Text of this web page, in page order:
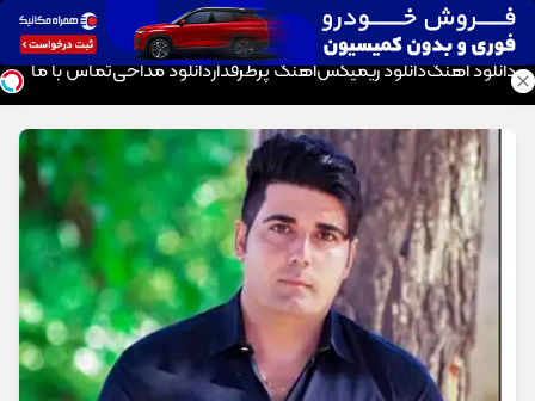
موزیک تار
دانلود آهنگدانلود ریمیکسآهنگ پرطرفداردانلود مداحیتماس با ما